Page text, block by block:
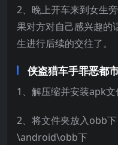
2、晚上开车来到女生
果对方对自己感兴趣的
生进行后续的交往了。
侠盗猎车手罪恶都
1、解压缩并安装apk文
2、将文件夹放入obb
\android\obb下